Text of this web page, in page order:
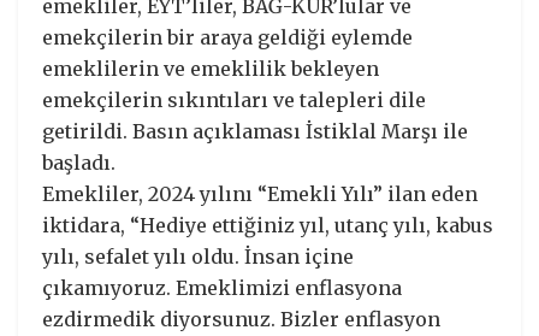
emekliler, EYT’liler, BAĞ-KUR’lular ve
emekçilerin bir araya geldiği eylemde
emeklilerin ve emeklilik bekleyen
emekçilerin sıkıntıları ve talepleri dile
getirildi. Basın açıklaması İstiklal Marşı ile
başladı.
Emekliler, 2024 yılını “Emekli Yılı” ilan eden
iktidara, “Hediye ettiğiniz yıl, utanç yılı, kabus
yılı, sefalet yılı oldu. İnsan içine
çıkamıyoruz. Emeklimizi enflasyona
ezdirmedik diyorsunuz. Bizler enflasyon